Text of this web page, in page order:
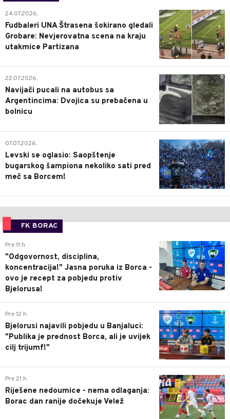
0
24.07.2026.
Fudbaleri UNA Štrasena šokirano gledali
Grobare: Nevjerovatna scena na kraju
utakmice Partizana
0
22.07.2026.
Navijači pucali na autobus sa
Argentincima: Dvojica su prebačena u
bolnicu
1
07.07.2026.
Levski se oglasio: Saopštenje
bugarskog šampiona nekoliko sati pred
meč sa Borcem!
FK BORAC
0
Pre 11 h
"Odgovornost, disciplina,
koncentracija!" Jasna poruka iz Borca -
ovo je recept za pobjedu protiv
Bjelorusa!
0
Pre 12 h
Bjelorusi najavili pobjedu u Banjaluci:
"Publika je prednost Borca, ali je uvijek
cilj trijumf!"
0
Pre 21 h
Riješene nedoumice - nema odlaganja:
Borac dan ranije dočekuje Velež